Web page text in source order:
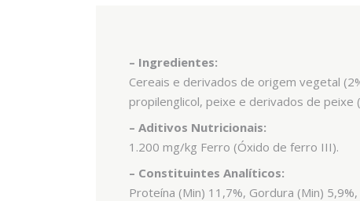
– Ingredientes:
Cereais e derivados de origem vegetal
propilenglicol, peixe e derivados de peixe
– Aditivos Nutricionais:
1.200 mg/kg Ferro (Óxido de ferro III).
– Constituintes Analíticos:
Proteína (Min) 11,7%, Gordura (Min)